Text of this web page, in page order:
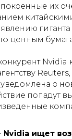
их
ценным
Nvidia
о
попадут
Nvidia ищет